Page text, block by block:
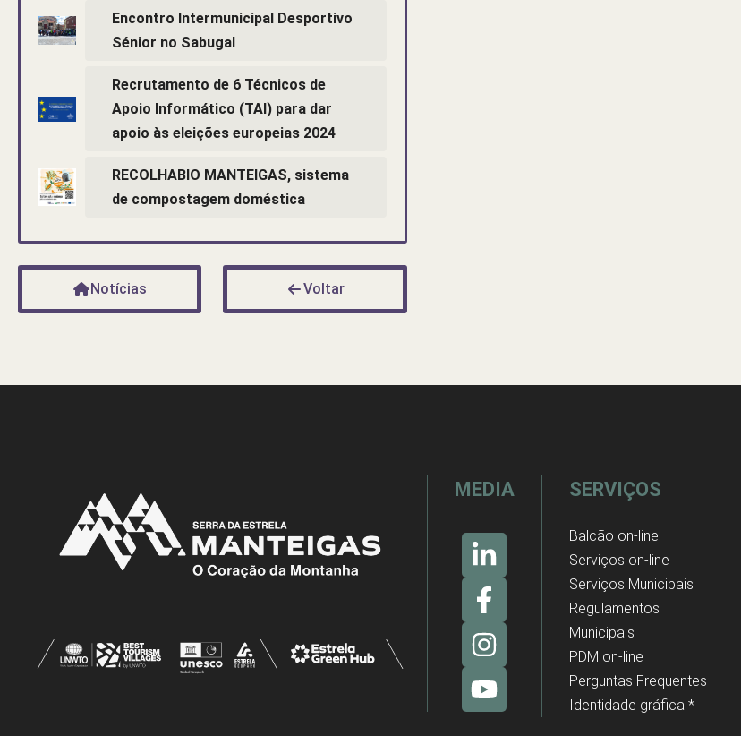
Encontro Intermunicipal Desportivo
Sénior no Sabugal
Recrutamento de 6 Técnicos de
Apoio Informático (TAI) para dar
apoio às eleições europeias 2024
RECOLHABIO MANTEIGAS, sistema
de compostagem doméstica
Notícias Voltar
MEDIA SERVIÇOS
Balcão on-line
Serviços on-line
Serviços Municipais
Regulamentos
Municipais
PDM on-line
Perguntas Frequentes
Identidade gráfica *